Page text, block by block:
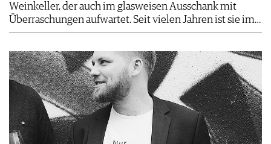
Weinkeller, der auch im glasweisen Ausschank mit
Überraschungen aufwartet. Seit vielen Jahren ist sie im…